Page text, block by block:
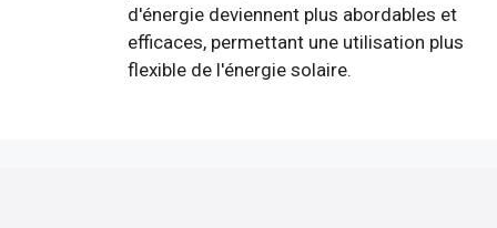
d'énergie deviennent plus abordables et
efficaces, permettant une utilisation plus
flexible de l'énergie solaire.